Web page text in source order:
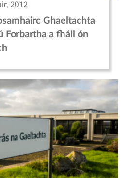
2012
Ghaeltachta
Forbartha a fháil ón